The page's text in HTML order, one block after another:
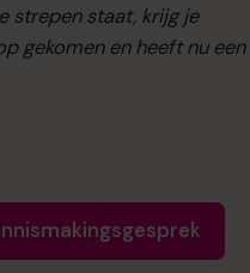
strepen staat, krijg je
gekomen en heeft nu een